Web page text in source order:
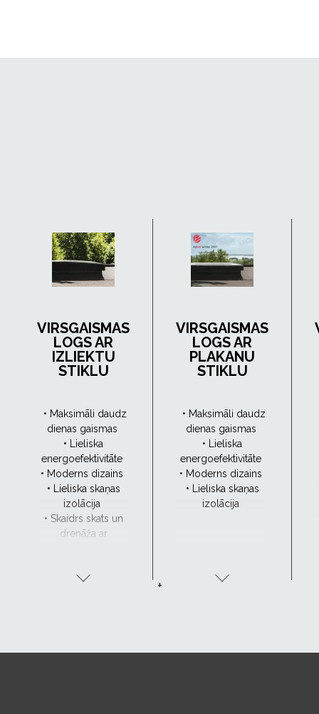
VIRSGAISMAS
LOGS AR
IZLIEKTU
STIKLU
• Maksimāli daudz
dienas gaismas
• Lieliska
energoefektivitāte
• Moderns dizains
• Lieliska skaņas
izolācija
• Skaidrs skats un
drenāža ar
VIRSGAISMAS
LOGS AR
PLAKANU
STIKLU
• Maksimāli daudz
dienas gaismas
• Lieliska
energoefektivitāte
• Moderns dizains
• Lieliska skaņas
izolācija
+